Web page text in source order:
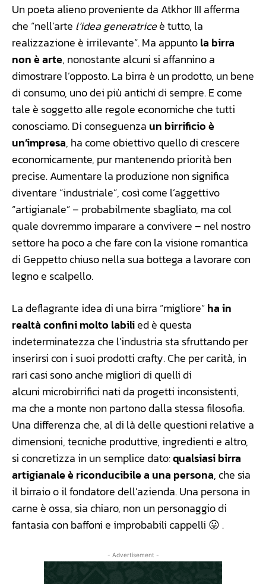
Un poeta alieno proveniente da Atkhor III afferma
che “nell’arte l’idea generatriceè tutto, la
realizzazione è irrilevante”. Ma appuntola birra
non è arte, nonostante alcuni si affannino a
dimostrare l’opposto. La birra è un prodotto, un bene
di consumo, uno dei più antichi di sempre. E come
tale è soggetto alle regole economiche che tutti
conosciamo. Di conseguenza un birrificio è
un’impresa, ha come obiettivo quello di crescere
economicamente, pur mantenendo priorità ben
precise. Aumentare la produzione non significa
diventare “industriale”, così come l’aggettivo
“artigianale” – probabilmente sbagliato, ma col
quale dovremmo imparare a convivere – nel nostro
settore ha poco a che fare con la visione romantica
di Geppetto chiuso nella sua bottega a lavorare con
legno e scalpello.
La deflagrante idea di una birra “migliore”ha in
realtà confini molto labilied è questa
indeterminatezza che l’industria sta sfruttando per
inserirsi con i suoi prodotti crafty. Che per carità, in
rari casi sono anche migliori di quelli di
alcuni microbirrifici nati da progetti inconsistenti,
ma che a monte non partono dalla stessa filosofia.
Una differenza che, al di là delle questioni relative a
dimensioni, tecniche produttive, ingredienti e altro,
si concretizza in un semplice dato:qualsiasi birra
artigianale è riconducibile a una persona, che sia
il birraio o il fondatore dell’azienda. Una persona in
carne è ossa, sia chiaro, non un personaggio di
fantasia con baffoni e improbabili cappelli 😛 .
- Advertisement -